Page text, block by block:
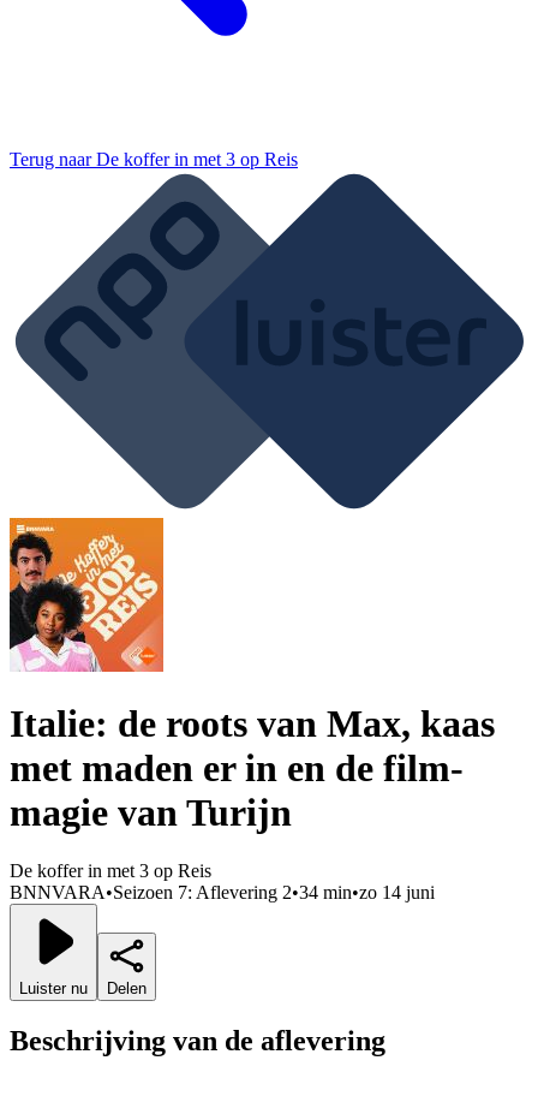
Terug naarDe koffer in met 3 op Reis
Italie: de roots van Max, kaas
met maden er in en de film-
magie van Turijn
De koffer in met 3 op Reis
BNNVARA•Seizoen 7: Aflevering 2•34 min•zo 14 juni
Luister nu Delen
Beschrijving van de aflevering